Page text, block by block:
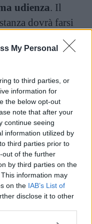
My Personal
to third parties, or
information for
the below opt-out
note that after your
continue seeing
information utilized by
third parties prior to
out of the further
by third parties on the
information may
on the IAB’s List of
disclose it to other
udienza. Il
dovrà farsi
pubblicità
alla quale
entrambi i
misure
ed
. È a questo
e proprio
giudizialenel